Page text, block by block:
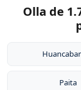
Olla de
Paita